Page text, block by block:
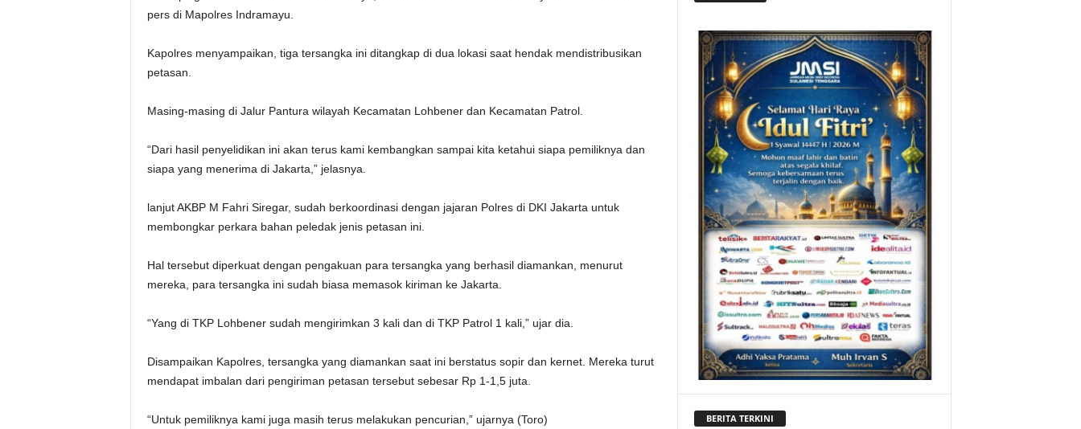
pers di Mapolres Indramayu.
Kapolres menyampaikan, tiga tersangka ini ditangkap di dua lokasi saat hendak mendistribusikan
petasan.
Masing-masing di Jalur Pantura wilayah Kecamatan Lohbener dan Kecamatan Patrol.
“Dari hasil penyelidikan ini akan terus kami kembangkan sampai kita ketahui siapa pemiliknya dan
siapa yang menerima di Jakarta,” jelasnya.
lanjut AKBP M Fahri Siregar, sudah berkoordinasi dengan jajaran Polres di DKI Jakarta untuk
membongkar perkara bahan peledak jenis petasan ini.
Hal tersebut diperkuat dengan pengakuan para tersangka yang berhasil diamankan, menurut
mereka, para tersangka ini sudah biasa memasok kiriman ke Jakarta.
“Yang di TKP Lohbener sudah mengirimkan 3 kali dan di TKP Patrol 1 kali,” ujar dia.
Disampaikan Kapolres, tersangka yang diamankan saat ini berstatus sopir dan kernet. Mereka turut
mendapat imbalan dari pengiriman petasan tersebut sebesar Rp 1-1,5 juta.
“Untuk pemiliknya kami juga masih terus melakukan pencurian,” ujarnya (Toro) BERITA TERKINI